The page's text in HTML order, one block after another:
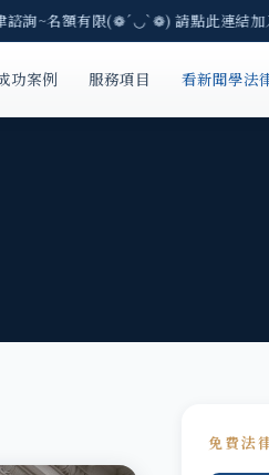
~名額有限(❁´◡`❁) 請點此連結加入
功案例 服務項目 看新聞學法
免費法